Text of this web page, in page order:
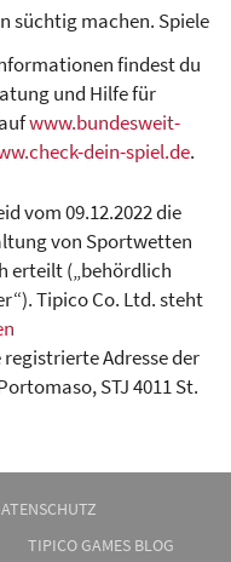
süchtig machen. Spiele
findest du
und Hilfe für
www.bundesweit-
dein-spiel.de.
vom 09.12.2022 die
von Sportwetten
erteilt („behördlich
Tipico Co. Ltd. steht
registrierte Adresse der
STJ 4011 St.
TIPICO GAMES BLOG